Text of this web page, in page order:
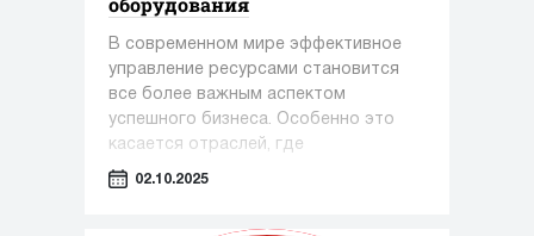
В современном мире эффективное
управление ресурсами становится
все более важным аспектом
успешного бизнеса. Особенно это
касается отраслей, где
оборудование играет ключевую роль
02.10.2025